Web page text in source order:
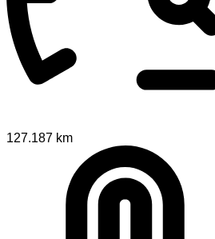
127.187 km